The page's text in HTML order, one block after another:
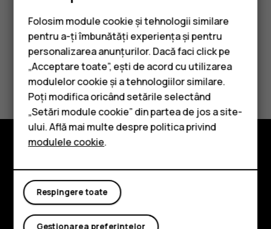
Smartphone-uri
Telefoane clasice
Accesorii
Tablete
Considerați utile aceste informații?
Da Nu
Despre
Planet and people
Folosim module cookie și tehnologii similare
pentru a-ți îmbunătăți experiența și pentru
personalizarea anunțurilor. Dacă faci click pe
„Acceptare toate”, ești de acord cu utilizarea
modulelor cookie și a tehnologiilor similare.
Poți modifica oricând setările selectând
„Setări module cookie” din partea de jos a site-
ului. Află mai multe despre politica privind
modulele cookie.
Respingere toate
Gestionarea preferințelor